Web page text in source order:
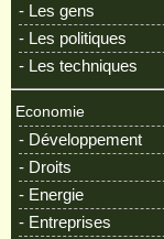
- Les gens
- Les politiques
- Les techniques
Economie
- Développement
- Droits
- Energie
- Entreprises